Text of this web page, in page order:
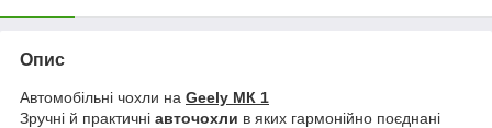
Опис
Автомобільні чохли на Geely МК 1
Зручні й практичні авточохли в яких гармонійно поєднані